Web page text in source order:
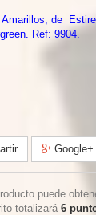
Amarillos, de
Ref: 9904.
Google+
puede
totalizará 6